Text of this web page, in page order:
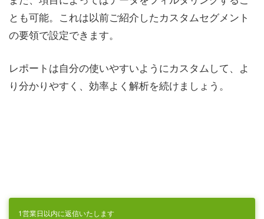
とも可能。これは以前ご紹介したカスタムセグメント
の要領で設定できます。
レポートは自分の使いやすいようにカスタムして、よ
り分かりやすく、効率よく解析を続けましょう。
1営業日以内に返信いたします